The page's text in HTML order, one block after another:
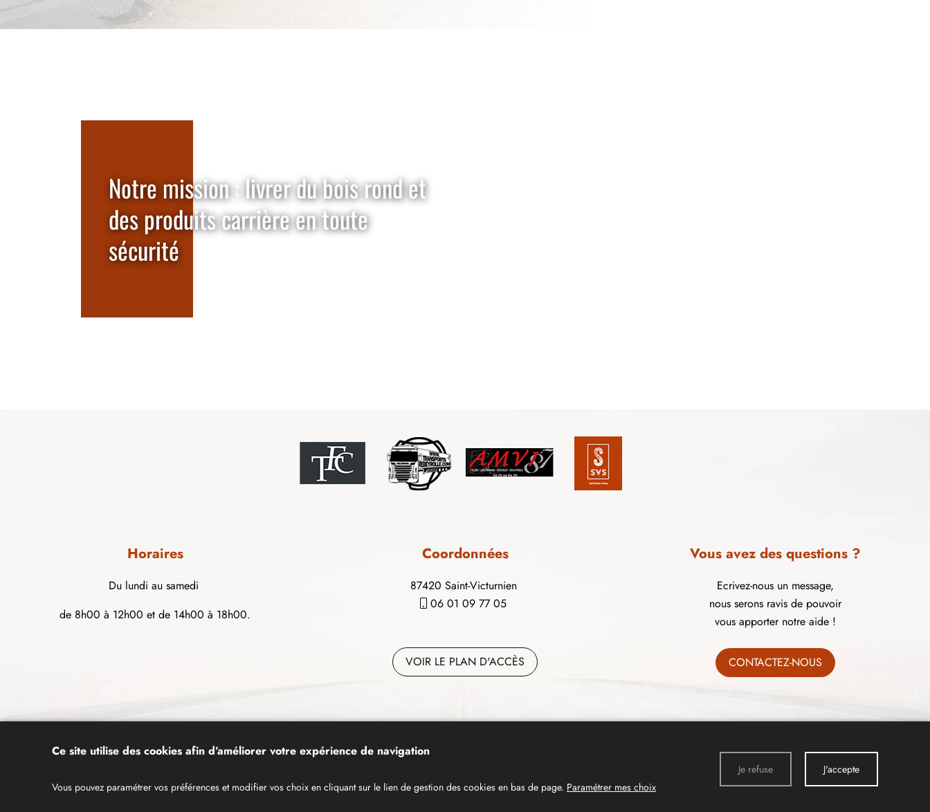
Notre mission : livrer du bois rond et
des produits carrière en toute
sécurité
Coordonnées
87420 Saint-Victurnien
06 01 09 77 05
VOIR LE PLAN D'ACCÈS
Horaires
Du lundi au samedi
de 8h00 à 12h00 et de 14h00 à 18h00.
Vous avez des questions ?
Ecrivez-nous un message,
nous serons ravis de pouvoir
vous apporter notre aide !
CONTACTEZ-NOUS
Ce site utilise des cookies afin d’améliorer votre expérience de navigation
Vous pouvez paramétrer vos préférences et modifier vos choix en cliquant sur le lien de gestion des cookies en bas de page. Paramétrer mes choix
Je refuse J'accepte